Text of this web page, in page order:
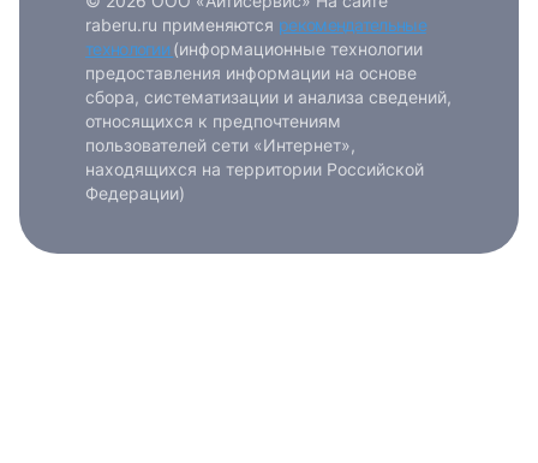
raberu.ru применяются рекомендательные
технологии (информационные технологии
предоставления информации на основе
сбора, систематизации и анализа сведений,
относящихся к предпочтениям
пользователей сети «Интернет»,
находящихся на территории Российской
Федерации)